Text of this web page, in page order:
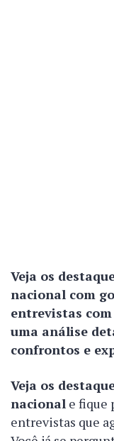
Veja os
nacional com
entrevistas
uma análise
confrontos e
Veja os
nacional e fique
entrevistas que